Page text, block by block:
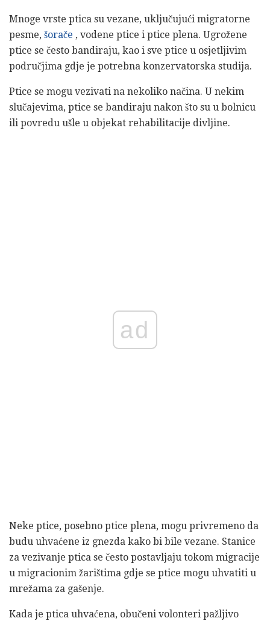
Mnoge vrste ptica su vezane, uključujući migratorne
pesme, šorače , vodene ptice i ptice plena. Ugrožene
ptice se često bandiraju, kao i sve ptice u osjetljivim
područjima gdje je potrebna konzervatorska studija.
Ptice se mogu vezivati ​​na nekoliko načina. U nekim
slučajevima, ptice se bandiraju nakon što su u bolnicu
ili povredu ušle u objekat rehabilitacije divljine.
ad
Neke ptice, posebno ptice plena, mogu privremeno da
budu uhvaćene iz gnezda kako bi bile vezane. Stanice
za vezivanje ptica se često postavljaju tokom migracije
u migracionim žarištima gdje se ptice mogu uhvatiti u
mrežama za gašenje.
Kada je ptica uhvaćena, obučeni volonteri pažljivo